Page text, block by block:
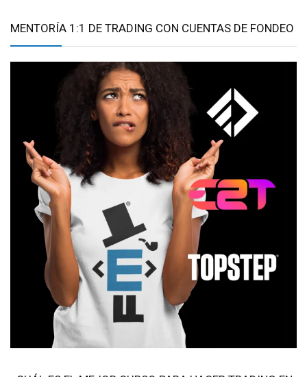
MENTORÍA 1:1 DE TRADING CON CUENTAS DE FONDEO